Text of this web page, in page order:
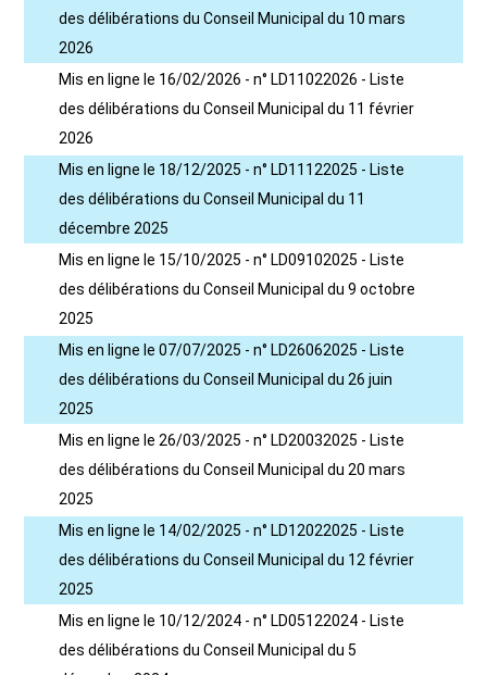
des délibérations du Conseil Municipal du 10 mars
2026
Mis en ligne le 16/02/2026 - n° LD11022026 - Liste
des délibérations du Conseil Municipal du 11 février
2026
Mis en ligne le 18/12/2025 - n° LD11122025 - Liste
des délibérations du Conseil Municipal du 11
décembre 2025
Mis en ligne le 15/10/2025 - n° LD09102025 - Liste
des délibérations du Conseil Municipal du 9 octobre
2025
Mis en ligne le 07/07/2025 - n° LD26062025 - Liste
des délibérations du Conseil Municipal du 26 juin
2025
Mis en ligne le 26/03/2025 - n° LD20032025 - Liste
des délibérations du Conseil Municipal du 20 mars
2025
Mis en ligne le 14/02/2025 - n° LD12022025 - Liste
des délibérations du Conseil Municipal du 12 février
2025
Mis en ligne le 10/12/2024 - n° LD05122024 - Liste
des délibérations du Conseil Municipal du 5